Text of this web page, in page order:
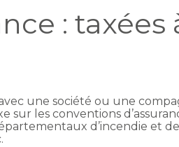
: taxées
une société ou une
les conventions
d’incendie et